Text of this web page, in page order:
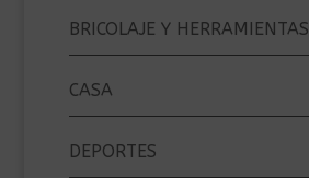
BRICOLAJE Y HERRAMIENTAS
CASA
DEPORTES